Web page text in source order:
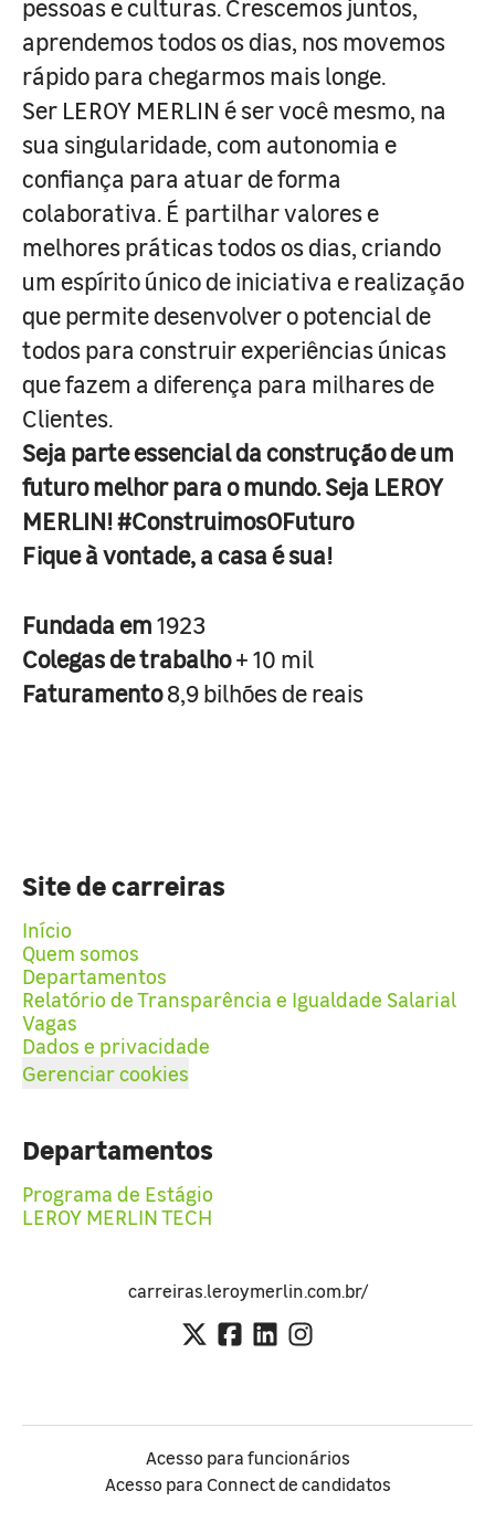
pessoas e culturas. Crescemos juntos,
aprendemos todos os dias, nos movemos
rápido para chegarmos mais longe.
Ser LEROY MERLIN é ser você mesmo, na
sua singularidade, com autonomia e
confiança para atuar de forma
colaborativa. É partilhar valores e
melhores práticas todos os dias, criando
um espírito único de iniciativa e realização
que permite desenvolver o potencial de
todos para construir experiências únicas
que fazem a diferença para milhares de
Clientes.
Seja parte essencial da construção de um
futuro melhor para o mundo. Seja LEROY
MERLIN! #ConstruimosOFuturo
Fique à vontade, a casa é sua!
Fundada em1923
Colegas de trabalho+ 10 mil
Faturamento8,9 bilhões de reais
Site de carreiras
Início
Quem somos
Departamentos
Relatório de Transparência e Igualdade Salarial
Vagas
Dados e privacidade
Gerenciar cookies
Departamentos
Programa de Estágio
LEROY MERLIN TECH
carreiras.leroymerlin.com.br/
Acesso para funcionários
Acesso para Connect de candidatos